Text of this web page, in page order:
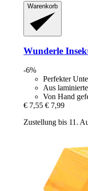
Warenkorb
Wunderle
-6%
Perfekter
Aus
Von Hand
€ 7,55 € 7,99
Zustellung bis 11.